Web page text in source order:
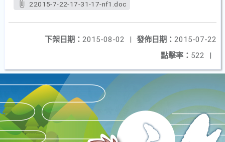
22015-7-22-17-31-17-nf1.doc
發佈日期： 2015-07-22
下架日期： 2015-08-02
|
點擊率： 522 |